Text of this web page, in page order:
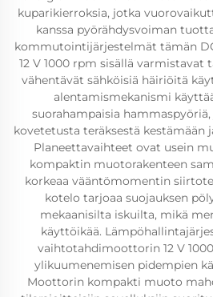
kuparikierroksia, jotka
kanssa pyörähdysvoiman
kommutointijärjestelmät tämän
12 V 1000 rpm sisällä varmistavat
vähentävät sähköisiä häiriöitä
alentamismekanismi
suorahampaisia
kovetetusta teräksestä kestämään
Planeettavaihteet ovat usein
kompaktin muotorakenteen
korkeaa vääntömomentin
kotelo tarjoaa suojauksen
mekaanisilta iskuilta, mikä
käyttöikää.
vaihtotahdimoottorin 12 V
ylikuumenemisen pidempien
Moottorin kompakti muoto